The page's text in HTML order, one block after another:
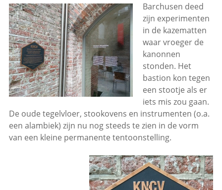
Barchusen deed
zijn experimenten
in de kazematten
waar vroeger de
kanonnen
stonden. Het
bastion kon tegen
een stootje als er
iets mis zou gaan.
De oude tegelvloer, stookovens en instrumenten (o.a.
een alambiek) zijn nu nog steeds te zien in de vorm
van een kleine permanente tentoonstelling.